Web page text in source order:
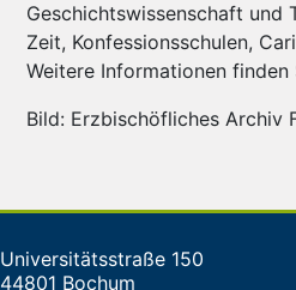
Geschichtswissenschaft und
Zeit, Konfessionsschulen,
Weitere Informationen finden
Bild: Erzbischöfliches Archiv
Universitätsstraße 150
44801 Bochum